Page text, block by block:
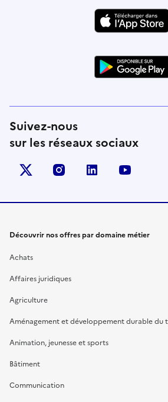
Suivez-nous
sur les réseaux sociaux
X (anciennement Twitter)
instagramlinkedin
Découvrir nos offres par domaine métier
Achats
Affaires juridiques
Agriculture
Aménagement et développement durable du
Animation, jeunesse et sports
Bâtiment
Communication